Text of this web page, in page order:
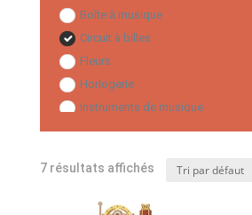
Boîte à musique
Circuit à billes
Fleurs
Horlogerie
Instruments de musique
Maisons miniatures
Modèles avec lumière
Modèles mécaniques
7 résultats affichés